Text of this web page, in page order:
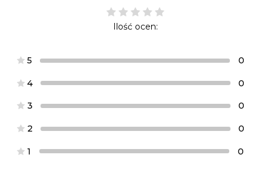
Ilość ocen:
5 0
4 0
3 0
2 0
1 0